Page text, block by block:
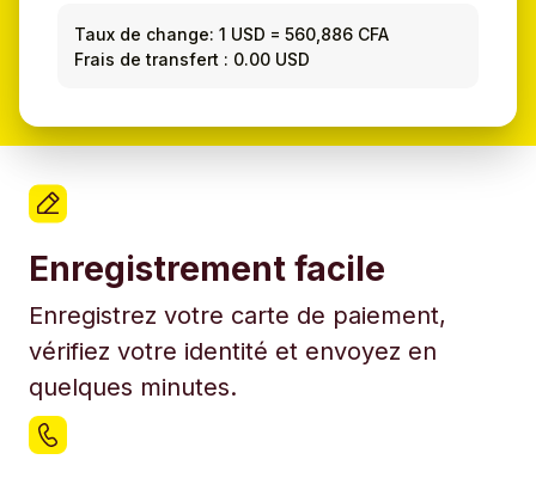
Taux de change: 1 USD =560,886 CFA
Frais de transfert : 0.00 USD
Enregistrement facile
Enregistrez votre carte de paiement,
vérifiez votre identité et envoyez en
quelques minutes.